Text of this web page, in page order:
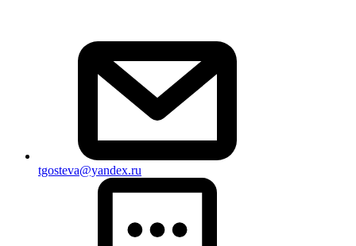
tgosteva@yandex.ru